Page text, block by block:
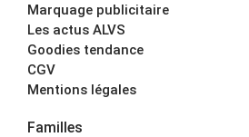
Marquage publicitaire
Les actus ALVS
Goodies tendance
CGV
Mentions légales
Familles